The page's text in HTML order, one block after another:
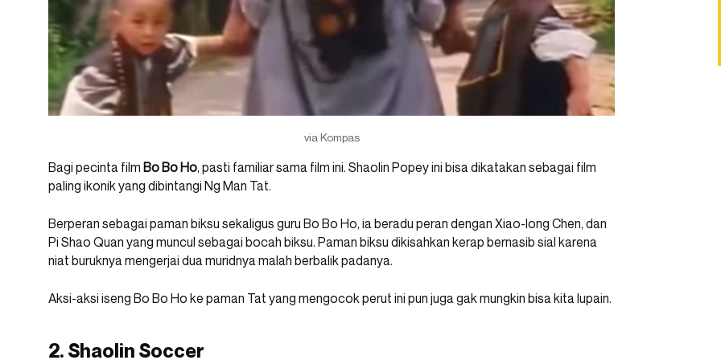
via Kompas
Bagi pecinta film Bo Bo Ho, pasti familiar sama film ini. Shaolin Popey ini bisa dikatakan sebagai film
paling ikonik yang dibintangi Ng Man Tat.
Berperan sebagai paman biksu sekaligus guru Bo Bo Ho, ia beradu peran dengan Xiao-long Chen, dan
Pi Shao Quan yang muncul sebagai bocah biksu. Paman biksu dikisahkan kerap bernasib sial karena
niat buruknya mengerjai dua muridnya malah berbalik padanya.
Aksi-aksi iseng Bo Bo Ho ke paman Tat yang mengocok perut ini pun juga gak mungkin bisa kita lupain.
2. Shaolin Soccer